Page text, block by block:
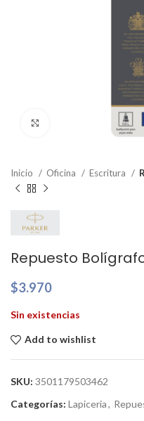
Clic para ampliar
Inicio Oficina Escritura
Repuesto
$3.970
Sin existencias
Add to wishlist
SKU: 3501179503462
Categorías: Lapiceria,